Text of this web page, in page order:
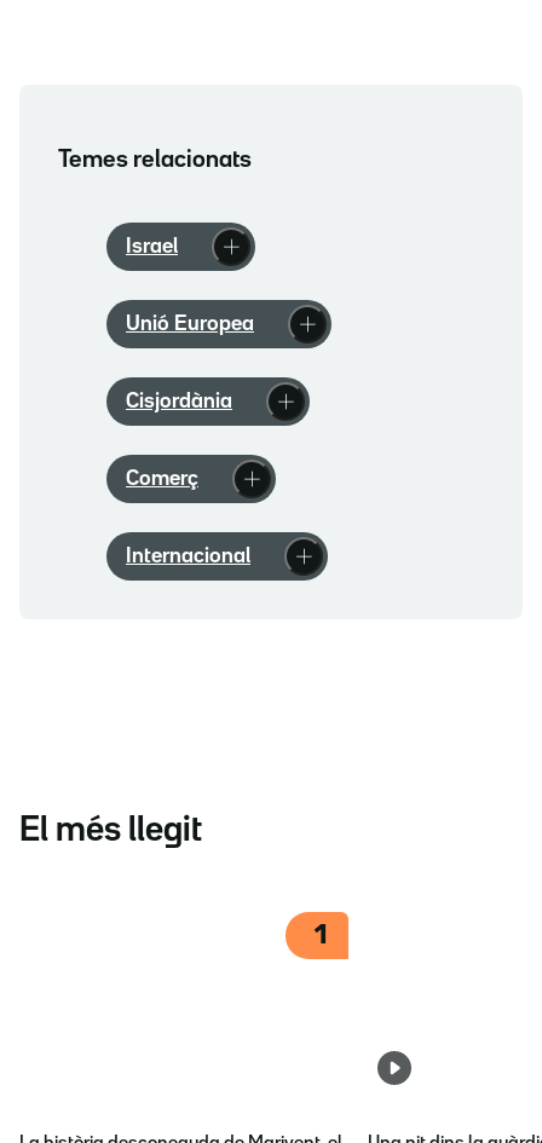
Temes relacionats
Israel
Unió Europea
Cisjordània
Comerç
Internacional
El més llegit
1